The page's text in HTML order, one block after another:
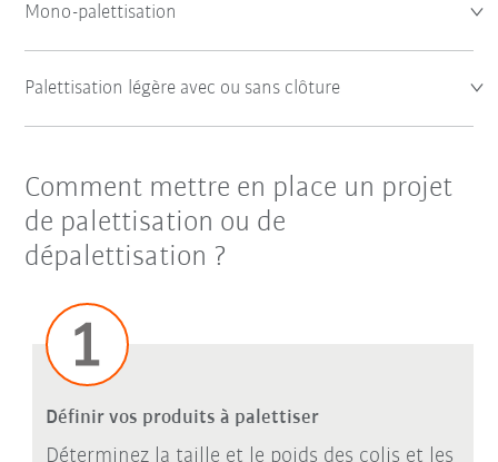
Mono-palettisation
Palettisation légère avec ou sans clôture
Comment mettre en place un projet
de palettisation ou de
dépalettisation ?
Définir vos produits à palettiser
Déterminez la taille et le poids des colis et les